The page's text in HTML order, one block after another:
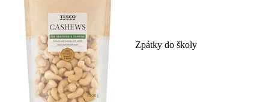
Zpátky do školy